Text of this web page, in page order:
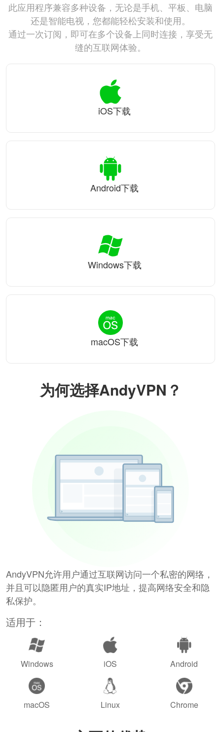
为何选择AndyVPN？
AndyVPN允许用户通过互联网访问一个私密的网络，
并且可以隐匿用户的真实IP地址，提高网络安全和隐
私保护。
适用于：
Windows iOS Android
macOS Linux Chrome
此应用程序兼容多种设备，无论是手机、平板、电脑
还是智能电视，您都能轻松安装和使用。
通过一次订阅，即可在多个设备上同时连接，享受无
缝的互联网体验。
iOS下载
Android下载
Windows下载
macOS下载